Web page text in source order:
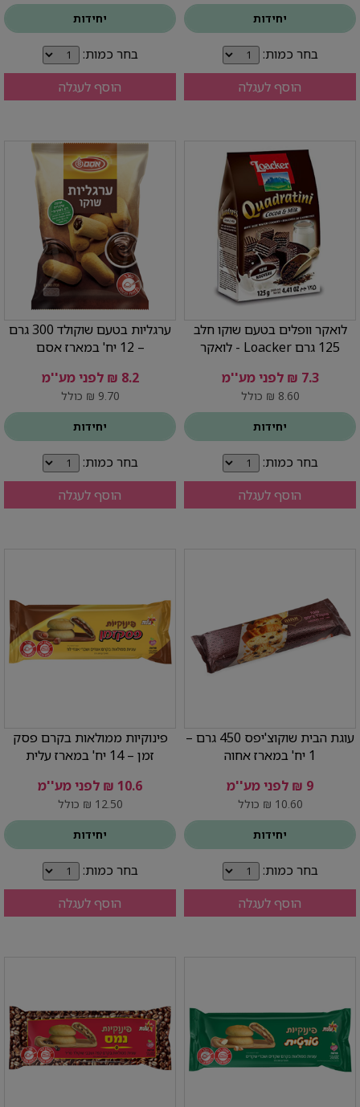
יחידות
בחר כמות:
הוסף לעגלה
יחידות
בחר כמות:
הוסף לעגלה
לואקר וופלים בטעם שוקו חלב
125 גרם Loacker - לואקר
7.3 ₪ לפני מע''מ
8.60 ₪ כולל
יחידות
בחר כמות:
הוסף לעגלה
ערגליות בטעם שוקולד 300 גרם
– 12 יח' במארז אסם
8.2 ₪ לפני מע''מ
9.70 ₪ כולל
יחידות
בחר כמות:
הוסף לעגלה
עוגת הבית שוקוצ'יפס 450 גרם –
1 יח' במארז אחוה
9 ₪ לפני מע''מ
10.60 ₪ כולל
יחידות
בחר כמות:
הוסף לעגלה
פינוקיות ממולאות בקרם פסק
זמן – 14 יח' במארז עלית
10.6 ₪ לפני מע''מ
12.50 ₪ כולל
יחידות
בחר כמות:
הוסף לעגלה